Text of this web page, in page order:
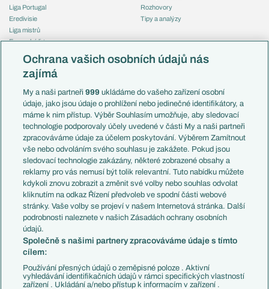
Liga Portugal
Eredivisie
Liga mistrů
Evropská liga
Mistrovství světa
Liga národů
Témata
Představení týmů MS
EuroSkauting
PL v kostce
Evropské koeficienty
Přestupy
Přestupové spekulace
Zranění
Kluby
Arsenal FC
Chelsea FC
Manchester United
AC Milán
Juventus FC
Bayern Mnichov
FC Barcelona
Rozhovory
Tipy a analýzy
Česko
Francie
Itálie
Německo
Španělsko
Argentina
Brazílie
Přestupy
Zápasy
Livescore
Tipovací soutěž
Ochrana vašich osobních údajů nás
zajímá
My a naši partneři999 ukládáme do vašeho zařízení osobní
údaje, jako jsou údaje o prohlížení nebo jedinečné identifikátory, a
máme k nim přístup. Výběr Souhlasím umožňuje, aby sledovací
technologie podporovaly účely uvedené v části My a naši partneři
zpracováváme údaje za účelem poskytování. Výběrem Zamítnout
vše nebo odvoláním svého souhlasu je zakážete. Pokud jsou
sledovací technologie zakázány, některé zobrazené obsahy a
reklamy pro vás nemusí být tolik relevantní. Tuto nabídku můžete
kdykoli znovu zobrazit a změnit své volby nebo souhlas odvolat
kliknutím na odkaz Řízení předvoleb ve spodní části webové
stránky. Vaše volby se projeví v našem Internetová stránka. Další
podrobnosti naleznete v našich Zásadách ochrany osobních
údajů.
Společně s našimi partnery zpracováváme údaje s tímto
cílem:
Používání přesných údajů o zeměpisné poloze . Aktivní
vyhledávání identifikačních údajů v rámci specifických vlastností
zařízení . Ukládání a/nebo přístup k informacím v zařízení .